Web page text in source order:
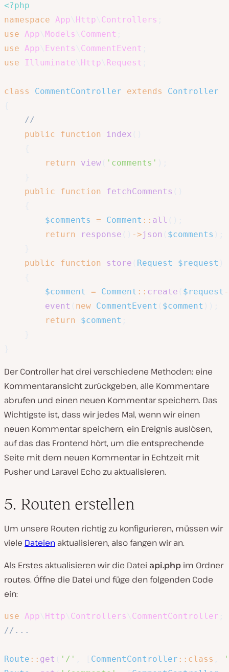
<?php
namespace App Http Controllers
use App Models Comment
use App Events CommentEvent
use
Illuminate Http Request
class CommentController extends
Controller
//
public
function index
return
view 'comments'
public
function fetchComments
$comments
= Comment :: all
return
response ->json $comments
public
function store Request $request
$comment
= Comment :: create $request
event
new CommentEvent $comment
return
$comment
Der Controller hat drei verschiedene Methoden: eine
Kommentaransicht zurückgeben, alle Kommentare
abrufen und einen neuen Kommentar speichern. Das
Wichtigste ist, dass wir jedes Mal, wenn wir einen
neuen Kommentar speichern, ein Ereignis auslösen,
auf das das Frontend hört, um die entsprechende
Seite mit dem neuen Kommentar in Echtzeit mit
Pusher und Laravel Echo zu aktualisieren.
5. Routen erstellen
Um unsere Routen richtig zu konfigurieren, müssen wir
viele Dateien aktualisieren, also fangen wir an.
Als Erstes aktualisieren wir die Datei api.php im Ordner
routes. Öffne die Datei und füge den folgenden Code
ein:
use App Http Controllers CommentController
//...
Route :: get '/' CommentController :: class